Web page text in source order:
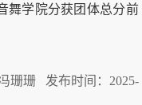
舞学院分获团体总分前
珊珊 发布时间：2025-